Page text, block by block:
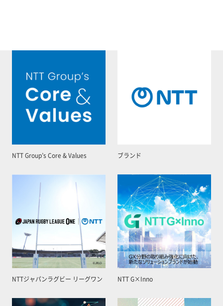
NTT Group’s Core & Values ブランド
NTTジャパンラグビー リーグワン NTT G×Inno